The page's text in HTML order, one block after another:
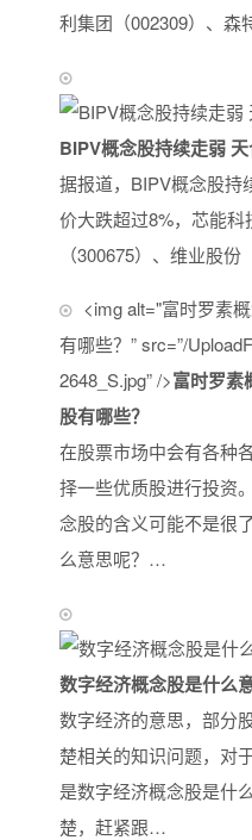
利集团（002309）、
BIPV概念股持续走弱
据报道，BIPV概念股持
价大跌超过8%，芯能
（300675）、维业股
<img alt="富时罗素
有哪些？” src=”/
2648_S.jpg” />富时罗素
股有哪些？
在股票市场中会有各种
择一些优质股进行投资
念股的含义可能不是很
么意思呢？…
数字经济概念股是什么
数字经济的意思，部分
楚相关的知识问题，对
是数字经济概念股是什
楚，赶紧跟…